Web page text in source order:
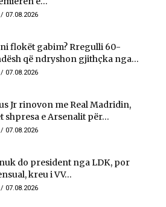
07.08.2026
flokët gabim? Rregulli 60-
që ndryshon gjithçka nga...
07.08.2026
Jr rinovon me Real Madridin,
shpresa e Arsenalit për...
07.08.2026
do president nga LDK, por
kreu i VV...
07.08.2026